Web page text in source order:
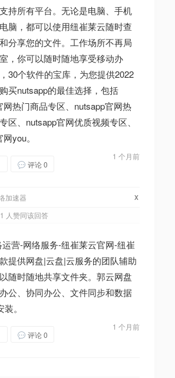
持所有平台。无论是电脑、手机
脑，都可以使用纽崔莱云随时查
分享您的文件。工作场所不再局
，你可以随时随地享受移动办
30个软件的宝库，为您提供2022
买nutsapp的最佳选择，包括
网热门商品专区、nutsapp官网热
区、nutsapp官网优质视频专区、
you。
1 个月前
评论 0
加速器 x
人赞同该回答
营-网络服务-纽崔莱云官网-纽崔
提供网盘|云盘|云服务的团队辅助
随时随地共享文件夹。郭云网盘
公、协同办公、文件同步和数据
。
1 个月前
评论 0